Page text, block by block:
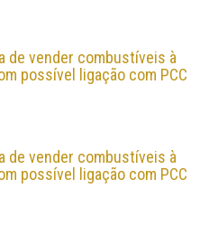
de vender combustíveis à
possível ligação com PCC
de vender combustíveis à
possível ligação com PCC